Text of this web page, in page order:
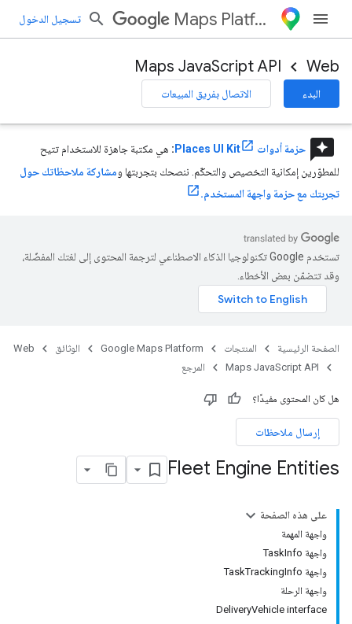
Maps Platform تسجيل الدخول
Web
Maps JavaScript API
البدء الاتصال بفريق المبيعات
reviews حزمة أدوات Places UI Kit : هي مكتبة جاهزة للاستخدام تتيح
للمطوّرين إمكانية التخصيص والتحكّم. ننصحك بتجربتها ومشاركة ملاحظاتك حول
تجربتك مع حزمة واجهة المستخدم.
تستخدم Google تكنولوجيا الذكاء الاصطناعي لترجمة المحتوى إلى لغتك المفضّلة،
وقد تتضمّن بعض الأخطاء.
الصفحة الرئيسية المنتجات Google Maps Platform الوثائق
Web
Maps JavaScript API
المرجع
هل كان المحتوى مفيدًا؟
إرسال ملاحظات
Fleet Engine Entities
على هذه الصفحة
واجهة المهمة
واجهة TaskInfo
واجهة TaskTrackingInfo
واجهة الرحلة
DeliveryVehicle interface